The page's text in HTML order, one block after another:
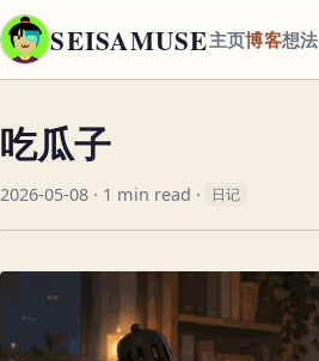
SEISAMUSE主页博客想法
吃瓜子
2026-05-08 · 1 min read · 日记